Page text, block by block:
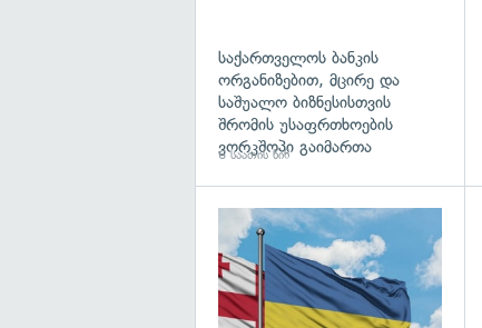
საქართველოს ბანკის
ორგანიზებით, მცირე და
საშუალო ბიზნესისთვის
შრომის უსაფრთხოების
ვორკშოპი გაიმართა
6 საათის წინ